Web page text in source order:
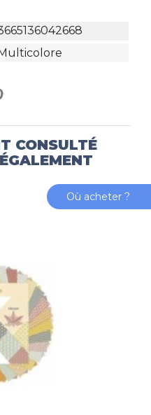
CONSULTÉ
Où acheter ?